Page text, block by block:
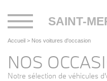
SAINT-
Toggle
navigation
Accueil > Nos voitures d'occasion
NOS
Notre sélection de véhicules